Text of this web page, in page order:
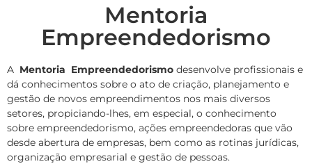
Mentoria
Empreendedorismo
A Mentoria Empreendedorismo desenvolve profissionais e
dá conhecimentos sobre o ato de criação, planejamento e
gestão de novos empreendimentos nos mais diversos
setores, propiciando-lhes, em especial, o conhecimento
sobre empreendedorismo, ações empreendedoras que vão
desde abertura de empresas, bem como as rotinas jurídicas,
organização empresarial e gestão de pessoas.